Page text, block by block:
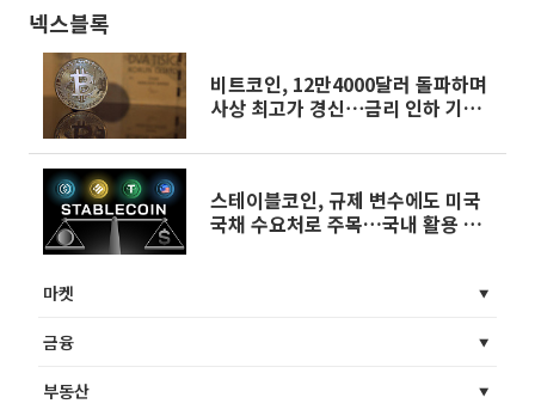
넥스블록
비트코인, 12만4000달러 돌파하며
사상 최고가 경신⋯금리 인하 기대
스테이블코인, 규제 변수에도 미국
국채 수요처로 주목…국내 활용 논
마켓
금융
부동산